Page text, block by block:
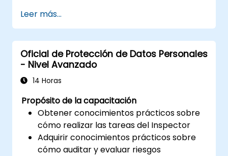
Leer más...
Oficial de Protección de Datos Personales
- Nivel Avanzado
14 Horas
Propósito de la capacitación
Obtener conocimientos prácticos sobre
cómo realizar las tareas del Inspector
Adquirir conocimientos prácticos sobre
cómo auditar y evaluar riesgos